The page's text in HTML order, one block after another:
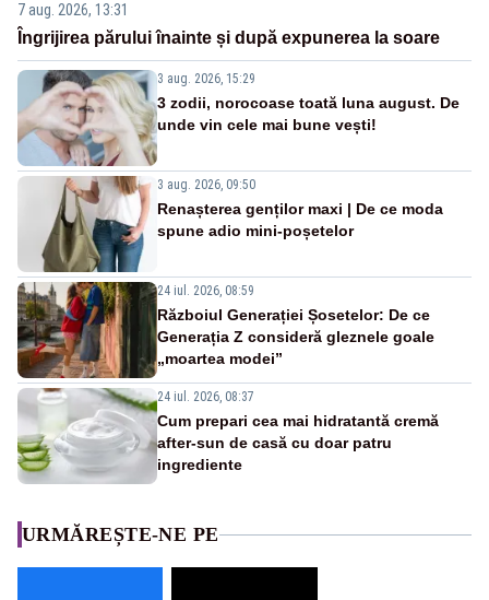
7 aug. 2026, 13:31
Îngrijirea părului înainte și după expunerea la soare
3 aug. 2026, 15:29
3 zodii, norocoase toată luna august. De
unde vin cele mai bune vești!
3 aug. 2026, 09:50
Renașterea genților maxi | De ce moda
spune adio mini-poșetelor
24 iul. 2026, 08:59
Războiul Generației Șosetelor: De ce
Generația Z consideră gleznele goale
„moartea modei”
24 iul. 2026, 08:37
Cum prepari cea mai hidratantă cremă
after-sun de casă cu doar patru
ingrediente
URMĂREȘTE-NE PE